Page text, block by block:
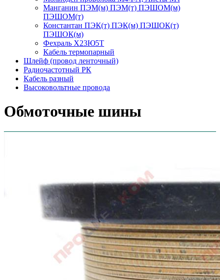
Манганин ПЭМ(м) ПЭМ(т) ПЭШОМ(м)
ПЭШОМ(т)
Константан ПЭК(т) ПЭК(м) ПЭШОК(т)
ПЭШОК(м)
Фехраль Х23Ю5Т
Кабель термопарный
Шлейф (провод ленточный)
Радиочастотный РК
Кабель разный
Высоковольтные провода
Обмоточные шины